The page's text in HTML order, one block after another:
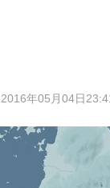
2016年05月04日